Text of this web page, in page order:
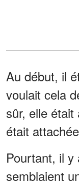
Au début, il
voulait cela
sûr, elle
était
Pourtant, il y
semblaient